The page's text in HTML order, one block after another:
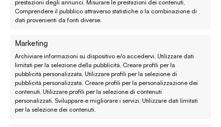
prestazioni degli annunci, Misurare le prestazioni dei contenuti,
Comprendere il pubblico attraverso statistiche o la combinazione di
dati provenienti da fonti diverse.
Marketing
Archiviare informazioni su dispositivo e/o accedervi, Utilizzare dati
limitati per la selezione della pubblicità, Creare profili per la
pubblicità personalizzata, Utilizzare profili per la selezione di
pubblicità personalizzata, Creare profili per la personalizzazione dei
contenuti, Utilizzare profili per la selezione di contenuti
personalizzati, Sviluppare e migliorare i servizi, Utilizzare dati limitati
per la selezione dei contenuti.
Spedizione e consegna
Metodi di pagamento
Garanzie
Termini e condizioni
Privacy policy
Cookie policy